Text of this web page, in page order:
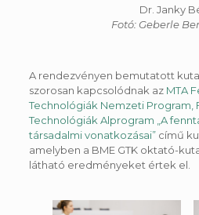
Dr. Janky
Fotó: Geberle
A rendezvényen bemutatott
szorosan kapcsolódnak az MTA
Technológiák Nemzeti Program,
Technológiák Alprogram „A
társadalmi vonatkozásai”című
amelyben a BME GTK oktató-
látható eredményeket értek el.